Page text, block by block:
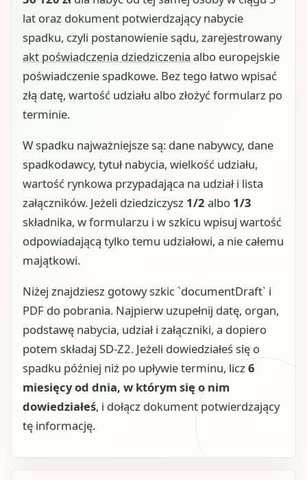
lat oraz dokument potwierdzający nabycie
spadku, czyli postanowienie sądu, zarejestrowany
akt poświadczenia dziedziczenia albo europejskie
poświadczenie spadkowe. Bez tego łatwo wpisać
złą datę, wartość udziału albo złożyć formularz po
terminie.
W spadku najważniejsze są: dane nabywcy, dane
spadkodawcy, tytuł nabycia, wielkość udziału,
wartość rynkowa przypadająca na udział i lista
załączników. Jeżeli dziedziczysz 1/2 albo 1/3
składnika, w formularzu i w szkicu wpisuj wartość
odpowiadającą tylko temu udziałowi, a nie całemu
majątkowi.
Niżej znajdziesz gotowy szkic `documentDraft` i
PDF do pobrania. Najpierw uzupełnij datę, organ,
podstawę nabycia, udział i załączniki, a dopiero
potem składaj SD-Z2. Jeżeli dowiedziałeś się o
spadku później niż po upływie terminu, licz6
miesięcy od dnia, w którym się o nim
dowiedziałeś, i dołącz dokument potwierdzający
tę informację.